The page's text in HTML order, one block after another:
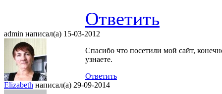
Ответить
admin написал(а) 15-03-2012
Спасибо что посетили мой сайт,
узнаете.
Ответить
Elizabeth написал(а) 29-09-2014